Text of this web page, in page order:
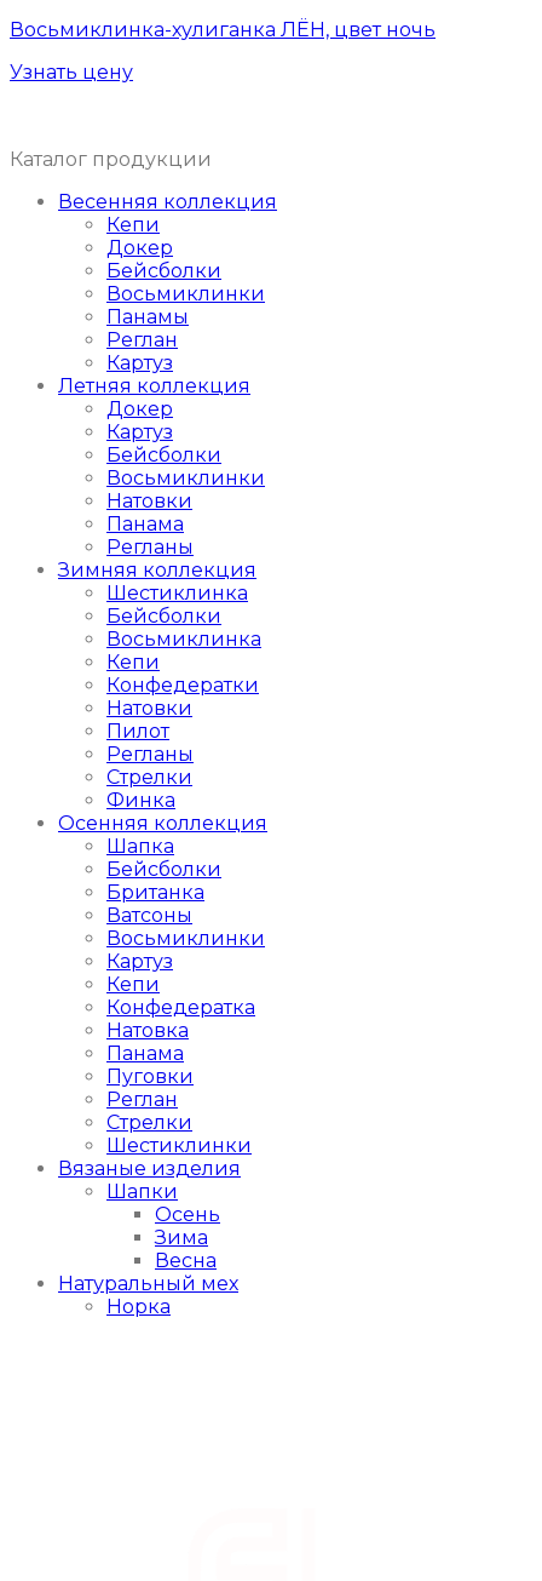
Восьмиклинка-хулиганка ЛЁН, цвет ночь
Узнать цену
Каталог продукции
Весенняя коллекция
Кепи
Докер
Бейсболки
Восьмиклинки
Панамы
Реглан
Картуз
Летняя коллекция
Докер
Картуз
Бейсболки
Восьмиклинки
Натовки
Панама
Регланы
Зимняя коллекция
Шестиклинка
Бейсболки
Восьмиклинка
Кепи
Конфедератки
Натовки
Пилот
Регланы
Стрелки
Финка
Осенняя коллекция
Шапка
Бейсболки
Британка
Ватсоны
Восьмиклинки
Картуз
Кепи
Конфедератка
Натовка
Панама
Пуговки
Реглан
Стрелки
Шестиклинки
Вязаные изделия
Шапки
Осень
Зима
Весна
Натуральный мех
Норка